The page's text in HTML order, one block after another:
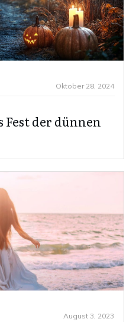
Oktober 28, 2024
Fest der dünnen
August 3, 2023